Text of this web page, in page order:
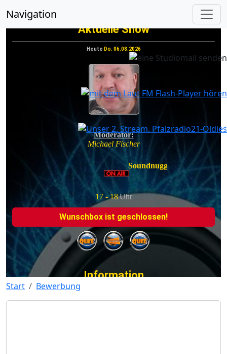
Navigation
vorheriges
Start Bewerbung